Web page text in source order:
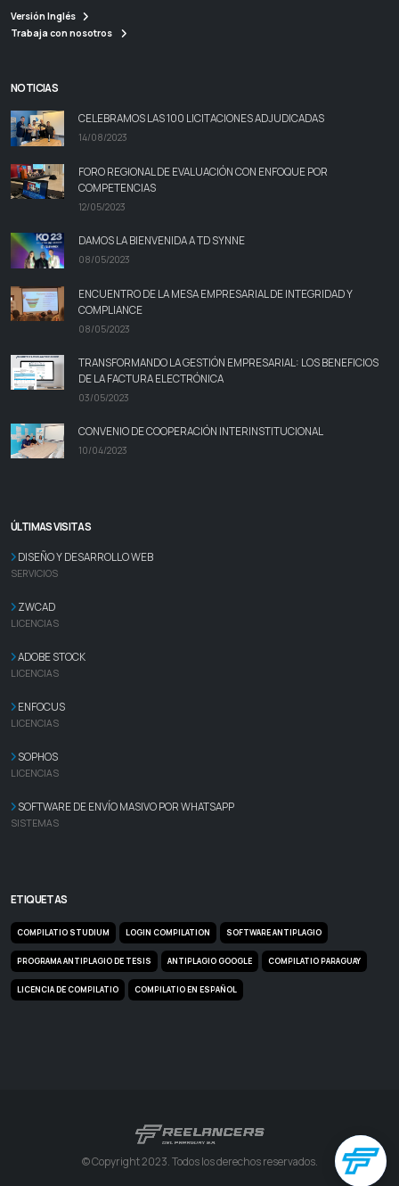
Versión Inglés
Trabaja con nosotros
NOTICIAS
CELEBRAMOS LAS 100 LICITACIONES ADJUDICADAS
14/08/2023
FORO REGIONAL DE EVALUACIÓN CON ENFOQUE POR
COMPETENCIAS
12/05/2023
DAMOS LA BIENVENIDA A TD SYNNE
08/05/2023
ENCUENTRO DE LA MESA EMPRESARIAL DE INTEGRIDAD Y
COMPLIANCE
08/05/2023
TRANSFORMANDO LA GESTIÓN EMPRESARIAL: LOS BENEFICIOS
DE LA FACTURA ELECTRÓNICA
03/05/2023
CONVENIO DE COOPERACIÓN INTERINSTITUCIONAL
10/04/2023
ÚLTIMAS VISITAS
DISEÑO Y DESARROLLO WEB
SERVICIOS
ZWCAD
LICENCIAS
ADOBE STOCK
LICENCIAS
ENFOCUS
LICENCIAS
SOPHOS
LICENCIAS
SOFTWARE DE ENVÍO MASIVO POR WHATSAPP
SISTEMAS
ETIQUETAS
COMPILATIO STUDIUM LOGIN COMPILATION SOFTWARE ANTIPLAGIO
PROGRAMA ANTIPLAGIO DE TESIS ANTIPLAGIO GOOGLE COMPILATIO PARAGUAY
LICENCIA DE COMPILATIO COMPILATIO EN ESPAÑOL
© Copyright 2023. Todos los derechos reservados.